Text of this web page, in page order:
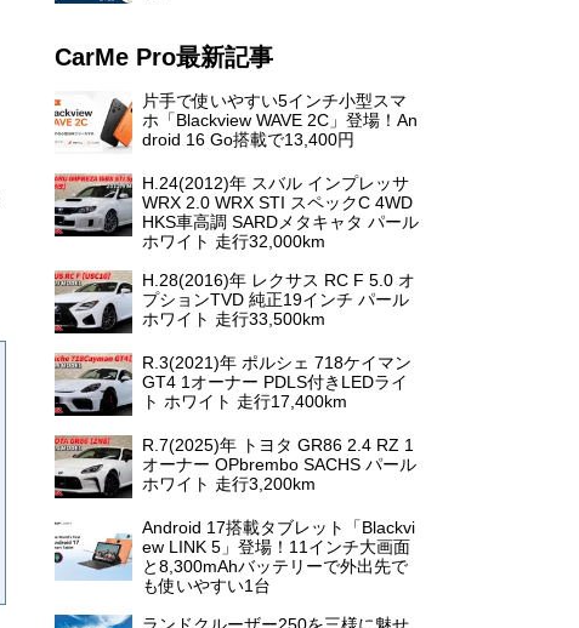
CarMe Pro最新記事
片手で使いやすい5インチ小型スマ
ホ「Blackview WAVE 2C」登場！An
droid 16 Go搭載で13,400円
H.24(2012)年 スバル インプレッサ
WRX 2.0 WRX STI スペックC 4WD
HKS車高調 SARDメタキャタ パール
ホワイト 走行32,000km
H.28(2016)年 レクサス RC F 5.0 オ
プションTVD 純正19インチ パール
ホワイト 走行33,500km
R.3(2021)年 ポルシェ 718ケイマン
GT4 1オーナー PDLS付きLEDライ
ト ホワイト 走行17,400km
R.7(2025)年 トヨタ GR86 2.4 RZ 1
オーナー OPbrembo SACHS パール
ホワイト 走行3,200km
Android 17搭載タブレット「Blackvi
ew LINK 5」登場！11インチ大画面
と8,300mAhバッテリーで外出先で
も使いやすい1台